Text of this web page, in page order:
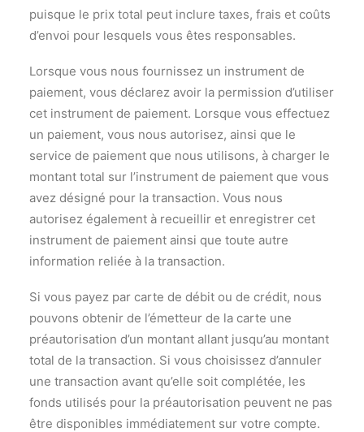
puisque le prix total peut inclure taxes, frais et coûts
d’envoi pour lesquels vous êtes responsables.
Lorsque vous nous fournissez un instrument de
paiement, vous déclarez avoir la permission d’utiliser
cet instrument de paiement. Lorsque vous effectuez
un paiement, vous nous autorisez, ainsi que le
service de paiement que nous utilisons, à charger le
montant total sur l’instrument de paiement que vous
avez désigné pour la transaction. Vous nous
autorisez également à recueillir et enregistrer cet
instrument de paiement ainsi que toute autre
information reliée à la transaction.
Si vous payez par carte de débit ou de crédit, nous
pouvons obtenir de l’émetteur de la carte une
préautorisation d’un montant allant jusqu’au montant
total de la transaction. Si vous choisissez d’annuler
une transaction avant qu’elle soit complétée, les
fonds utilisés pour la préautorisation peuvent ne pas
être disponibles immédiatement sur votre compte.